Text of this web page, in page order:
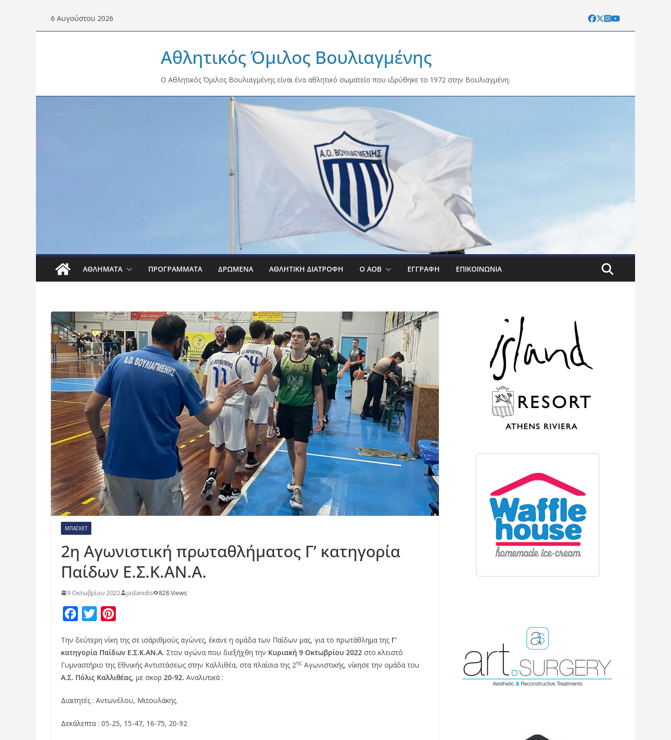
6 Αυγούστου 2026
Αθλητικός Όμιλος Βουλιαγμένης
Ο Αθλητικός Όμιλος Βουλιαγμένης είναι ένα αθλητικό σωματείο που ιδρύθηκε το 1972 στην Βουλιαγμένη.
ΑΘΛΉΜΑΤΑ ΠΡΟΓΡΆΜΜΑΤΑ ΔΡΩΜΕΝΑ ΑΘΛΗΤΙΚΉ ΔΙΑΤΡΟΦΉ Ο ΑΟΒ ΕΓΓΡΑΦΉ ΕΠΙΚΟΙΝΩΝΊΑ
ΜΠΆΣΚΕΤ
2η Αγωνιστική πρωταθλήματος Γ’ κατηγορία
Παίδων Ε.Σ.Κ.ΑΝ.Α.
9 Οκτωβρίου 2022 jaslanidis 828 Views
c
e
b
o
k
i
t
t
r
n
t
e
e
s
Την δεύτερη νίκη της σε ισάριθμούς αγώνες, έκανε η ομάδα των Παίδων μας, για το πρωτάθλημα της Γ’
κατηγορία Παίδων Ε.Σ.Κ.ΑΝ.Α. Στον αγώνα που διεξήχθη την Κυριακή 9 Οκτωβρίου 2022 στο κλειστό
Γυμναστήριο της Εθνικής Αντιστάσεως στην Καλλιθέα, στα πλαίσια της 2ης Αγωνιστικής, νίκησε την ομάδα του
Α.Σ. Πόλις Καλλιθέας, με σκορ 20-92. Αναλυτικά :
Διαιτητές : Αντωνέλου, Μιτουλάκης.
Δεκάλεπτα : 05-25, 15-47, 16-75, 20-92